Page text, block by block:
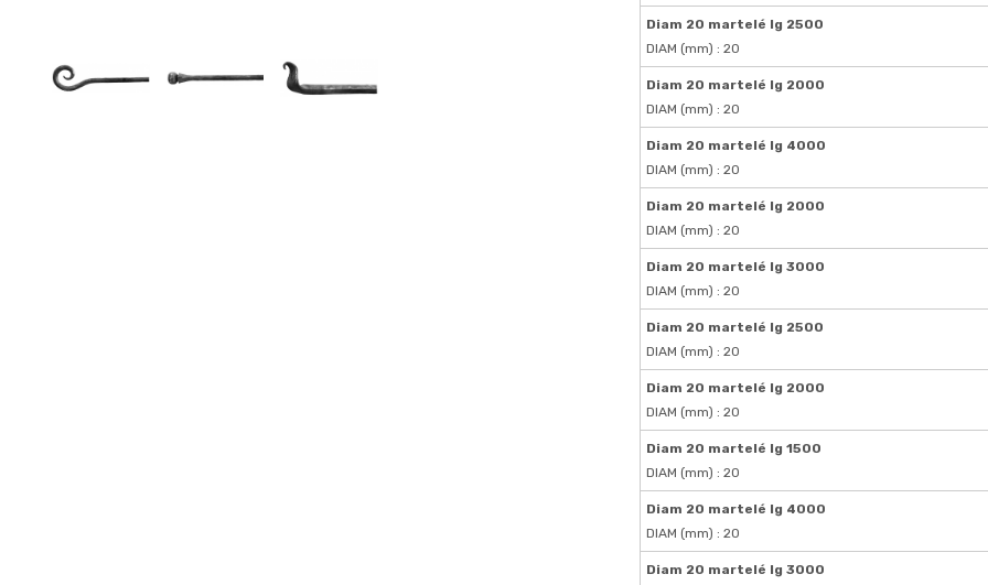
Diam 20 martelé lg 2500
DIAM (mm) : 20
Diam 20 martelé lg 2000
DIAM (mm) : 20
Diam 20 martelé lg 4000
DIAM (mm) : 20
Diam 20 martelé lg 2000
DIAM (mm) : 20
Diam 20 martelé lg 3000
DIAM (mm) : 20
Diam 20 martelé lg 2500
DIAM (mm) : 20
Diam 20 martelé lg 2000
DIAM (mm) : 20
Diam 20 martelé lg 1500
DIAM (mm) : 20
Diam 20 martelé lg 4000
DIAM (mm) : 20
Diam 20 martelé lg 3000